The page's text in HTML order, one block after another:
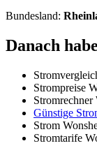
Bundesland:
Danach
Strompreise
Stromrechner
Günstige
Strom
Stromtarife